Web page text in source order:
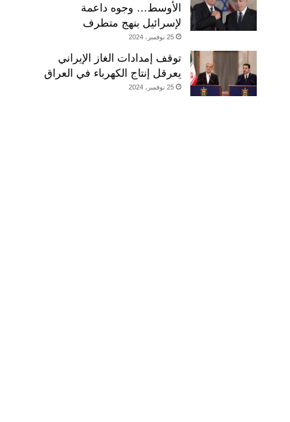
الأوسط… وجوه داعمة
لإسرائيل بنهج متطرف
25 نوفمبر، 2024
توقف إمدادات الغاز الإيراني
يعرقل إنتاج الكهرباء في العراق
25 نوفمبر، 2024